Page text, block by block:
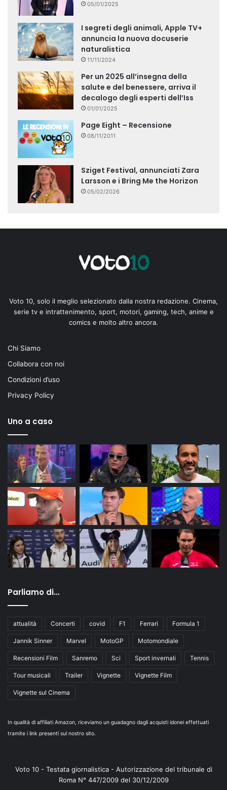
05/01/2025
I segreti degli animali, Apple TV+
annuncia la nuova docuserie
naturalistica
11/11/2024
Per un 2025 all’insegna della
salute e del benessere, arriva il
decalogo degli esperti dell’Iss
01/01/2025
Page Eight – Recensione
08/11/2011
Sziget Festival, annunciati Zara
Larsson e i Bring Me the Horizon
05/02/2026
Voto 10, solo il meglio selezionato dalla nostra redazione. Cinema,
serie tv e intrattenimento, sport, motori, gaming, tech, anime e
comics e molto altro ancora.
Chi Siamo
Collabora con noi
Condizioni d’uso
Privacy Policy
Uno a caso
Parliamo di…
attualità Concerti covid F1 Ferrari Formula 1
Jannik Sinner Marvel MotoGP Motomondiale
Recensioni Film Sanremo Sci Sport invernali Tennis
Tour musicali Trailer Vignette Vignette Film
Vignette sul Cinema
In qualità di affiliati Amazon, riceviamo un guadagno dagli acquisti idonei effettuati
tramite i link presenti sul nostro sito.
Voto 10 - Testata giornalistica - Autorizzazione del tribunale di
Roma N° 447/2009 del 30/12/2009